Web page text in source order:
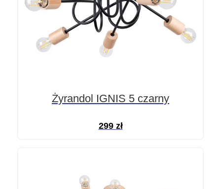
Żyrandol IGNIS 5 czarny
299 zł